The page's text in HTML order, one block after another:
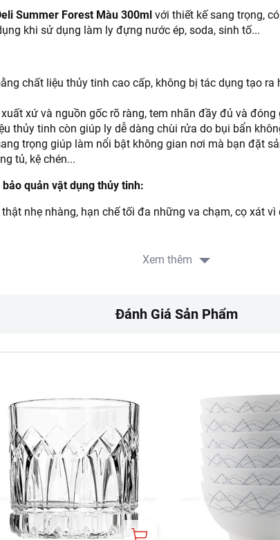
Summer Forest Màu 300ml với thiết kế sang trọng,
khi sử dụng làm ly đựng nước ép, soda, sinh tố...
chất liệu thủy tinh cao cấp, không bị tác dụng tạo
xứ và nguồn gốc rõ ràng, tem nhãn đầy đủ và đóng
thủy tinh còn giúp ly dễ dàng chùi rửa do bụi bẩn
trọng giúp làm nổi bật không gian nơi mà bạn đặt
tủ, kệ chén...
quản vật dụng thủy tinh:
nhẹ nhàng, hạn chế tối đa những va chạm, cọ xát
ở nhiệt độ không quá 60 độ C.
https://www.lottemart.vn/vi-nsg/
Xem thêm
Đánh Giá Sản Phẩm